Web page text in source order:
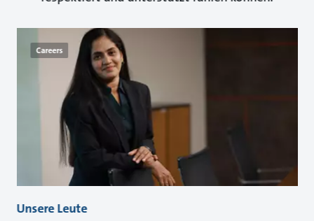
Careers
Unsere Leute